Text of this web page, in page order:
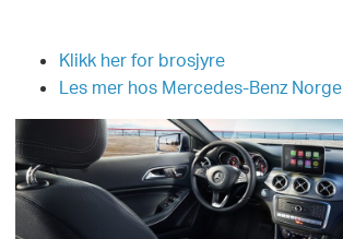
Klikk her for brosjyre
Les mer hos Mercedes-Benz Norge